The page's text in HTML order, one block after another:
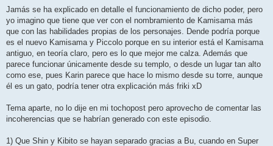
Jamás se ha explicado en detalle el funcionamiento de dicho poder, pero
yo imagino que tiene que ver con el nombramiento de Kamisama más
que con las habilidades propias de los personajes. Dende podría porque
es el nuevo Kamisama y Piccolo porque en su interior está el Kamisama
antiguo, en teoría claro, pero es lo que mejor me calza. Además que
parece funcionar únicamente desde su templo, o desde un lugar tan alto
como ese, pues Karin parece que hace lo mismo desde su torre, aunque
él es un gato, podría tener otra explicación más friki xD
Tema aparte, no lo dije en mi tochopost pero aprovecho de comentar las
incoherencias que se habrían generado con este episodio.
1) Que Shin y Kibito se hayan separado gracias a Bu, cuando en Super